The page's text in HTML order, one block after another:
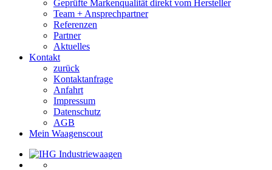
Geprüfte Markenqualität direkt vom Hersteller
Team + Ansprechpartner
Referenzen
Partner
Aktuelles
Kontakt
zurück
Kontaktanfrage
Anfahrt
Impressum
Datenschutz
AGB
Mein Waagenscout